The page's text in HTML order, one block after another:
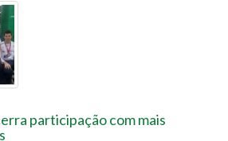
participação com mais